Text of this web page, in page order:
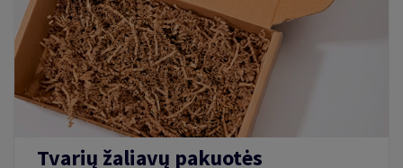
Tvarių žaliavų pakuotės